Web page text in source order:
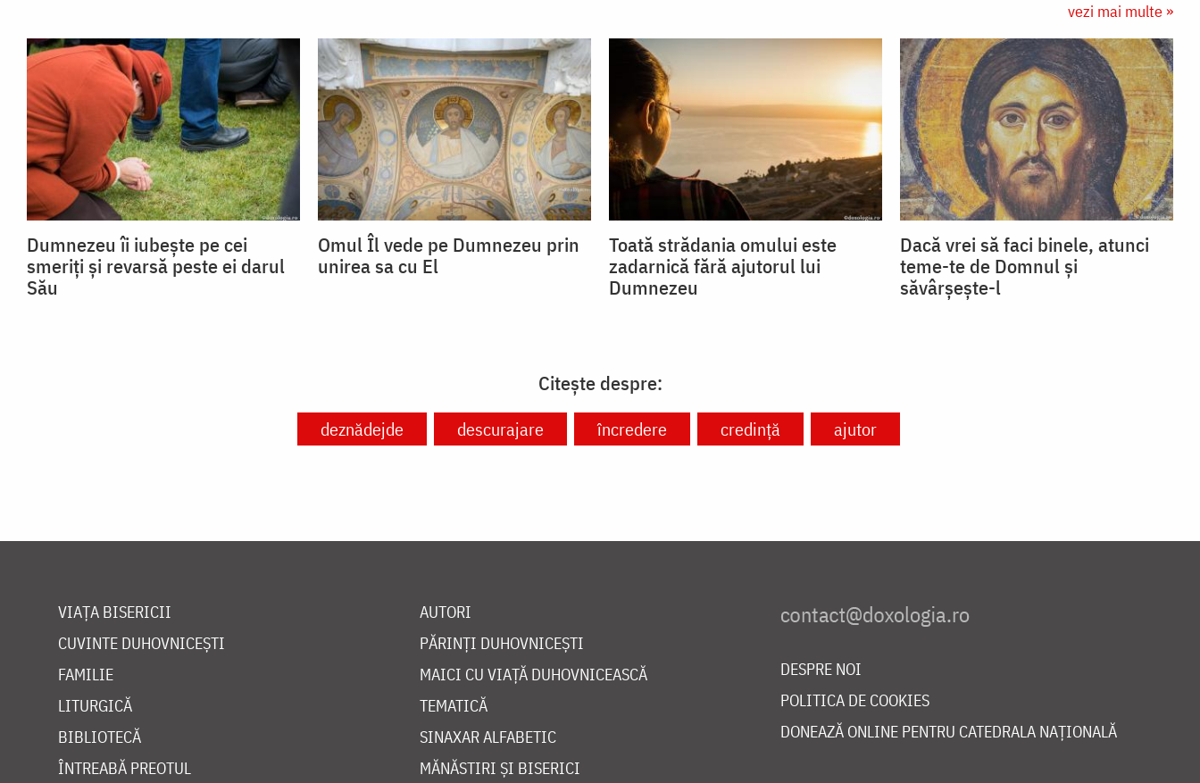
vezi mai multe »
Dumnezeu îi iubește pe cei
smeriți și revarsă peste ei darul
Său
Omul Îl vede pe Dumnezeu prin
unirea sa cu El
Toată strădania omului este
zadarnică fără ajutorul lui
Dumnezeu
Dacă vrei să faci binele, atunci
teme-te de Domnul și
săvârșește-l
Citește despre:
deznădejde descurajare încredere credință ajutor
VIAȚA BISERICII
CUVINTE DUHOVNICEȘTI
FAMILIE
LITURGICĂ
BIBLIOTECĂ
ÎNTREABĂ PREOTUL
AUTORI
PĂRINȚI DUHOVNICEȘTI
MAICI CU VIAȚĂ DUHOVNICEASCĂ
TEMATICĂ
SINAXAR ALFABETIC
MĂNĂSTIRI ȘI BISERICI
DESPRE NOI
POLITICA DE COOKIES
DONEAZĂ ONLINE PENTRU CATEDRALA NAȚIONALĂ